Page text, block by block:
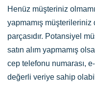
Henüz müşteriniz
yapmamış
parçasıdır. Potansiyel
satın alım yapmamış
cep telefonu numarası,
değerli veriye sahip